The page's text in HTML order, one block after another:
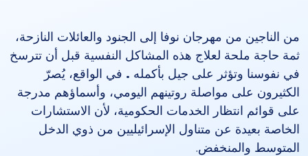
من الناجين من مهرجان نوفا إلى الجنود والعائلات النازحة،
ثمة حاجة ملحة لعلاج هذه المشاكل النفسية قبل أن تترسخ
في نفوسنا وتؤثر على جيل بأكمله . في الواقع، يُصرّ
الكثيرون على مواصلة روتينهم اليومي، وأسماؤهم مدرجة
على قوائم انتظار الخدمات الحكومية، لأن الاستشارات
الخاصة بعيدة عن متناول الإسرائيليين من ذوي الدخل
المتوسط والمنخفض.